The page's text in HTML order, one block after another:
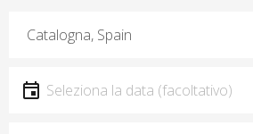
Data
Seleziona la data